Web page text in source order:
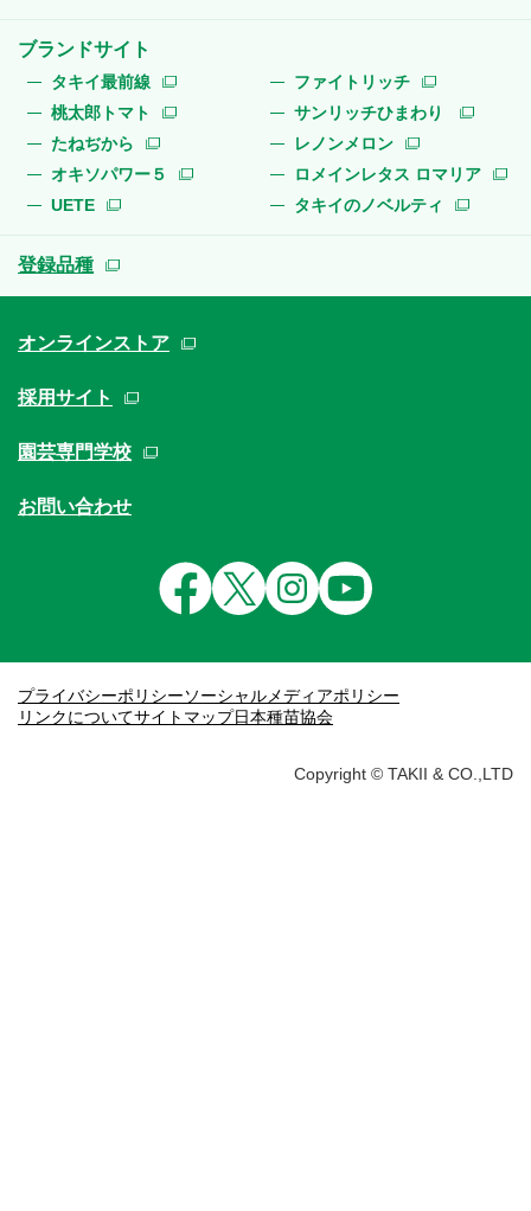
ブランドサイト
タキイ最前線
ファイトリッチ
桃太郎トマト
サンリッチひまわり
たねぢから
レノンメロン
オキソパワー５
ロメインレタス ロマリア
UETE
タキイのノベルティ
登録品種
オンラインストア
採用サイト
園芸専門学校
お問い合わせ
プライバシーポリシーソーシャルメディアポリシー
リンクについてサイトマップ日本種苗協会
Copyright © TAKII & CO.,LTD